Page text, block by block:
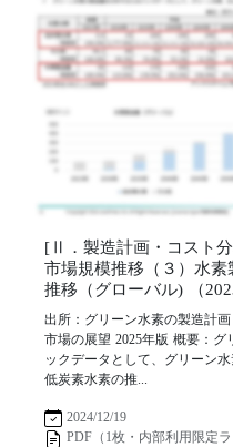
[Ⅱ．製造計画・コスト
市場規模推移（３）水
推移（グローバル) （
出所：グリーン水素の製造計
市場の展望 2025年版 概要：
ックデータとして、グリーン
低炭素水素の推...
2024/12/19
PDF（1枚・内部利用限定ラ